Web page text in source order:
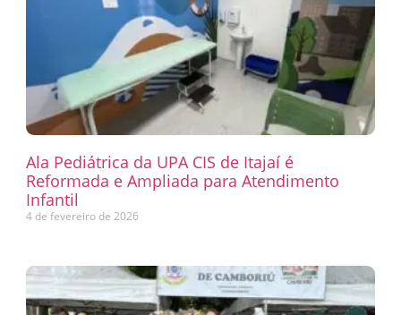
Ala Pediátrica da UPA CIS de Itajaí é
Reformada e Ampliada para Atendimento
Infantil
4 de fevereiro de 2026